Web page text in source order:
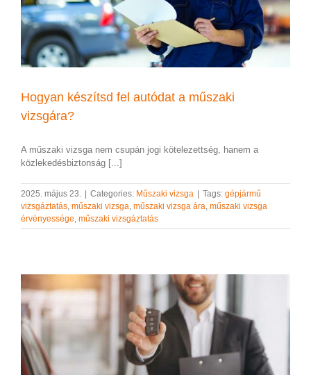
Hogyan készítsd fel autódat a műszaki
vizsgára?
A műszaki vizsga nem csupán jogi kötelezettség, hanem a
közlekedésbiztonság [...]
2025. május 23. Categories: Műszaki vizsga Tags: gépjármű
vizsgáztatás, műszaki vizsga, műszaki vizsga ára, műszaki vizsga
érvényessége, műszaki vizsgáztatás